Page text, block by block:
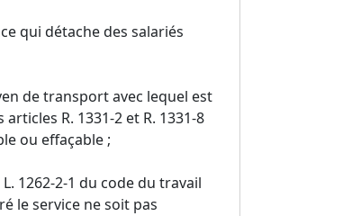
qui détache des salariés
de transport avec lequel est
R. 1331-2 et R. 1331-8
ou effaçable ;
1262-2-1 du code du travail
le service ne soit pas